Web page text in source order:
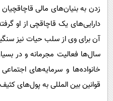
زدن به بنیان‌های مالی
دارایی‌های یک قاچاقچی از او
آن برای وی از سلب حیات نیز
سال‌ها فعالیت مجرمانه و در
خانواده‌ها و سرمایه‌های
قوانین بین المللی به پول‌های